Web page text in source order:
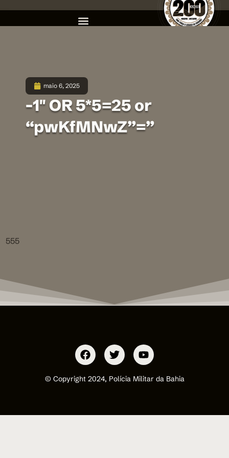
maio 6, 2025
-1″ OR 5*5=25 or
“pwKfMNwZ”=”
555
© Copyright 2024, Polícia Militar da Bahia